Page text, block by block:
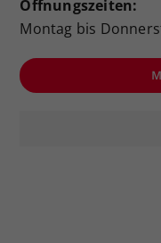
Öffnungszeiten:
Montag bis